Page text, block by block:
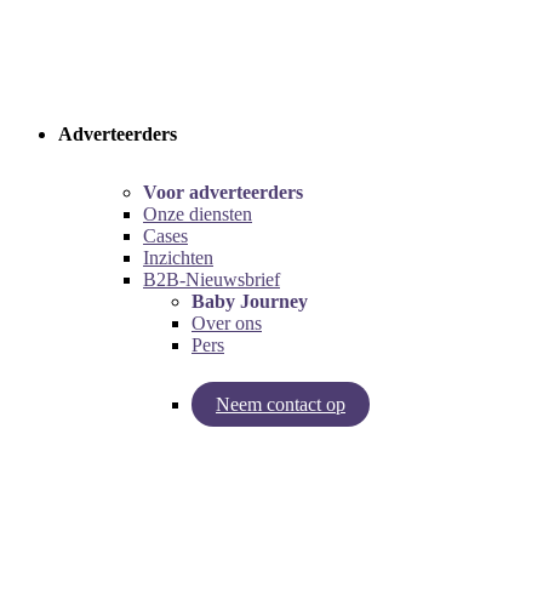
Adverteerders
Voor adverteerders
Onze diensten
Cases
Inzichten
B2B-Nieuwsbrief
Baby Journey
Over ons
Pers
Neem contact op